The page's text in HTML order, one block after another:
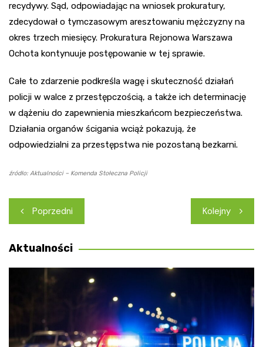
recydywy. Sąd, odpowiadając na wniosek prokuratury,
zdecydował o tymczasowym aresztowaniu mężczyzny na
okres trzech miesięcy. Prokuratura Rejonowa Warszawa
Ochota kontynuuje postępowanie w tej sprawie.
Całe to zdarzenie podkreśla wagę i skuteczność działań
policji w walce z przestępczością, a także ich determinację
w dążeniu do zapewnienia mieszkańcom bezpieczeństwa.
Działania organów ścigania wciąż pokazują, że
odpowiedzialni za przestępstwa nie pozostaną bezkarni.
źródło: Aktualności – Komenda Stołeczna Policji
Nawigacja
wpisu
Poprzedni Kolejny
Aktualności